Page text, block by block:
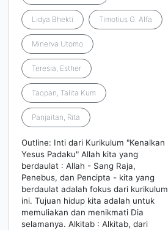
Lidya Bhekti Timotius G. Alfa
Minerva Utomo
Teresia, Esther
Taopan, Talita Kum
Panjaitan, Rita
Outline: Inti dari Kurikulum "Kenalkan
Yesus Padaku" Allah kita yang
berdaulat : Allah - Sang Raja,
Penebus, dan Pencipta - kita yang
berdaulat adalah fokus dari kurikulum
ini. Tujuan hidup kita adalah untuk
memuliakan dan menikmati Dia
selamanya. Alkitab : Alkitab, dari